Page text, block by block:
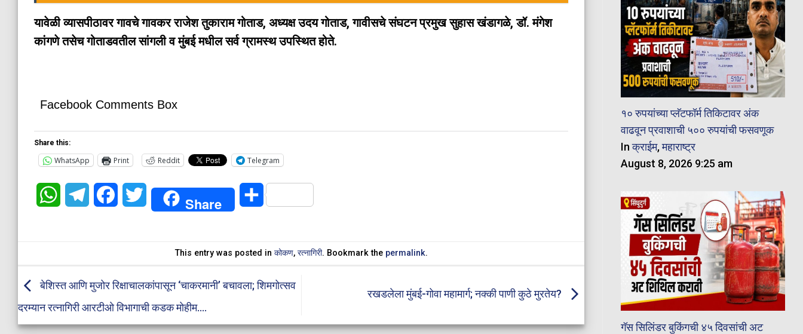
यावेळी व्यासपीठावर गावचे गावकर राजेश तुकाराम गोताड, अध्यक्ष उदय गोताड, गावीसचे संघटन प्रमुख सुहास खंडागळे, डॉ. मंगेश
कांगणे तसेच गोताडवतील सांगली व मुंबई मधील सर्व ग्रामस्थ उपस्थित होते.
Facebook Comments Box
Share this:
WhatsApp Print Reddit Telegram
WhatsAppTelegramFacebookTwitter Share Share
This entry was posted in कोकण, रत्नागिरी. Bookmark the permalink.
बेशिस्त आणि मुजोर रिक्षाचालकांपासून ‘चाकरमानी’ बचावला; शिमगोत्सव
दरम्यान रत्नागिरी आरटीओ विभागाची कडक मोहीम….
रखडलेला मुंबई-गोवा महामार्ग; नक्की पाणी कुठे मुरतेय?
१० रुपयांच्या प्लॅटफॉर्म तिकिटावर अंक
वाढवून प्रवाशाची ५०० रुपयांची फसवणूक
Inक्राईम,महाराष्ट्र
August 8, 2026 9:25 am
गॅस सिलिंडर बुकिंगची ४५ दिवसांची अट